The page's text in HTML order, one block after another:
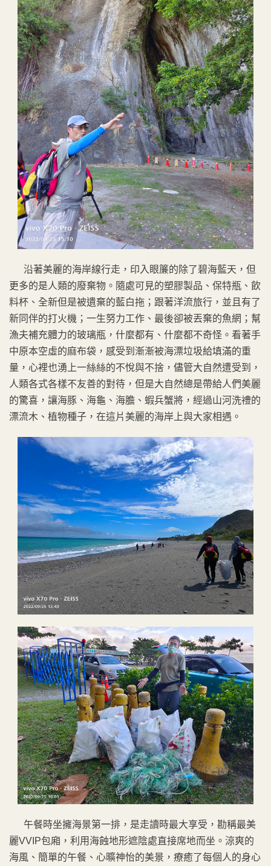
沿著美麗的海岸線行走，印入眼簾的除了碧海藍天，但
更多的是人類的廢棄物。隨處可見的塑膠製品、保特瓶、飲
料杯、全新但是被遺棄的藍白拖；跟著洋流旅行，並且有了
新同伴的打火機；一生努力工作、最後卻被丟棄的魚網；幫
漁夫補充體力的玻璃瓶，什麼都有、什麼都不奇怪。看著手
中原本空虛的麻布袋，感受到漸漸被海漂垃圾給填滿的重
量，心裡也湧上一絲絲的不悅與不捨，儘管大自然遭受到，
人類各式各樣不友善的對待，但是大自然總是帶給人們美麗
的驚喜，讓海豚、海龜、海膽、蝦兵蟹將，經過山河洗禮的
漂流木、植物種子，在這片美麗的海岸上與大家相遇。
午餐時坐擁海景第一排，是走讀時最大享受，勘稱最美
麗VVIP包廂，利用海蝕地形遮陰處直接席地而坐。涼爽的
海風、簡單的午餐、心曠神怡的美景，療癒了每個人的身心